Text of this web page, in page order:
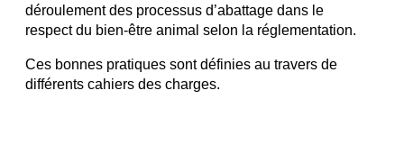
déroulement des processus d’abattage dans le
respect du bien-être animal selon la réglementation.
Ces bonnes pratiques sont définies au travers de
différents cahiers des charges.